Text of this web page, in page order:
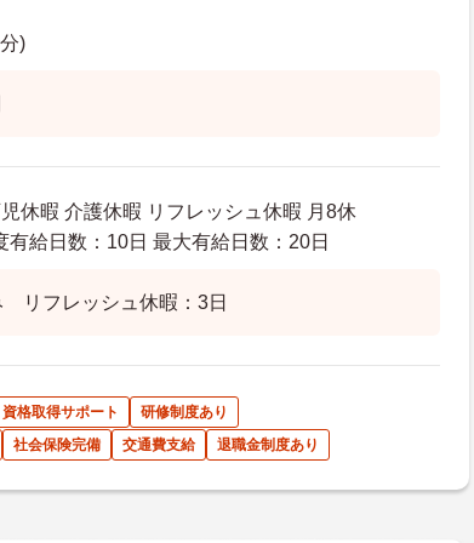
)
休暇 介護休暇 リフレッシュ休暇 月8休
給日数：10日 最大有給日数：20日
リフレッシュ休暇：3日
資格取得サポート
研修制度あり
社会保険完備 交通費支給 退職金制度あり